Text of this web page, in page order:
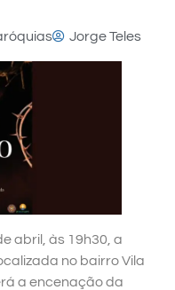
Jorge Teles
abril, às 19h30, a
no bairro Vila
a encenação da